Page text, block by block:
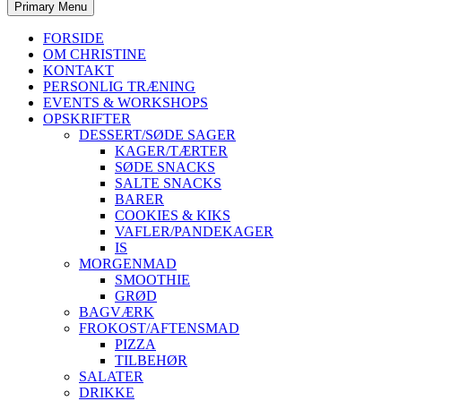
Primary Menu
FORSIDE
OM CHRISTINE
KONTAKT
PERSONLIG TRÆNING
EVENTS & WORKSHOPS
OPSKRIFTER
DESSERT/SØDE SAGER
KAGER/TÆRTER
SØDE SNACKS
SALTE SNACKS
BARER
COOKIES & KIKS
VAFLER/PANDEKAGER
IS
MORGENMAD
SMOOTHIE
GRØD
BAGVÆRK
FROKOST/AFTENSMAD
PIZZA
TILBEHØR
SALATER
DRIKKE